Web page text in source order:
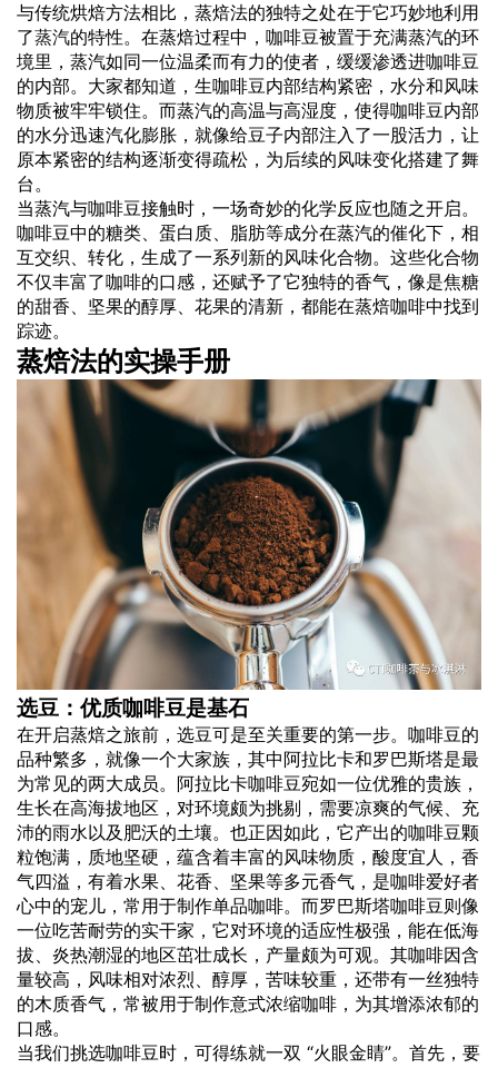
与传统烘焙方法相比，蒸焙法的独特之处在于它巧妙地利用
了蒸汽的特性。在蒸焙过程中，咖啡豆被置于充满蒸汽的环
境里，蒸汽如同一位温柔而有力的使者，缓缓渗透进咖啡豆
的内部。大家都知道，生咖啡豆内部结构紧密，水分和风味
物质被牢牢锁住。而蒸汽的高温与高湿度，使得咖啡豆内部
的水分迅速汽化膨胀，就像给豆子内部注入了一股活力，让
原本紧密的结构逐渐变得疏松，为后续的风味变化搭建了舞
台。
当蒸汽与咖啡豆接触时，一场奇妙的化学反应也随之开启。
咖啡豆中的糖类、蛋白质、脂肪等成分在蒸汽的催化下，相
互交织、转化，生成了一系列新的风味化合物。这些化合物
不仅丰富了咖啡的口感，还赋予了它独特的香气，像是焦糖
的甜香、坚果的醇厚、花果的清新，都能在蒸焙咖啡中找到
踪迹。
蒸焙法的实操手册
选豆：优质咖啡豆是基石
在开启蒸焙之旅前，选豆可是至关重要的第一步。咖啡豆的
品种繁多，就像一个大家族，其中阿拉比卡和罗巴斯塔是最
为常见的两大成员。阿拉比卡咖啡豆宛如一位优雅的贵族，
生长在高海拔地区，对环境颇为挑剔，需要凉爽的气候、充
沛的雨水以及肥沃的土壤。也正因如此，它产出的咖啡豆颗
粒饱满，质地坚硬，蕴含着丰富的风味物质，酸度宜人，香
气四溢，有着水果、花香、坚果等多元香气，是咖啡爱好者
心中的宠儿，常用于制作单品咖啡。而罗巴斯塔咖啡豆则像
一位吃苦耐劳的实干家，它对环境的适应性极强，能在低海
拔、炎热潮湿的地区茁壮成长，产量颇为可观。其咖啡因含
量较高，风味相对浓烈、醇厚，苦味较重，还带有一丝独特
的木质香气，常被用于制作意式浓缩咖啡，为其增添浓郁的
口感。
当我们挑选咖啡豆时，可得练就一双 “火眼金睛”。首先，要